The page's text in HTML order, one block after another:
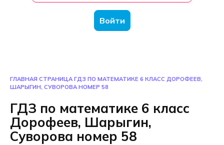
Войти
ГЛАВНАЯ СТРАНИЦА ГДЗ ПО МАТЕМАТИКЕ 6 КЛАСС ДОРОФЕЕВ,
ШАРЫГИН, СУВОРОВА НОМЕР 58
ГДЗ по математике 6 класс
Дорофеев, Шарыгин,
Суворова номер 58